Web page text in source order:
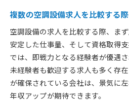
複数の空調設備求人を比較する
空調設備の求人を比較する際、ま
安定した仕事量、そして資格取得
では、即戦力となる経験者が優遇さ
未経験者も歓迎する求人も多く存
が確保されている会社は、景気に
年収アップが期待できます。